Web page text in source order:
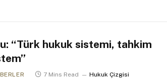
“Türk hukuk sistemi, tahkim
7 Mins Read Hukuk Çizgisi